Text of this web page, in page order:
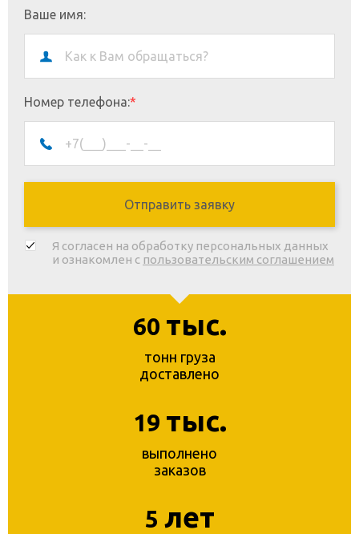
Ваше имя:
Номер телефона:*
Я согласен на обработку персональных данных
и ознакомлен с пользовательским соглашением
60 тыс.
тонн груза
доставлено
19 тыс.
выполнено
заказов
5 лет